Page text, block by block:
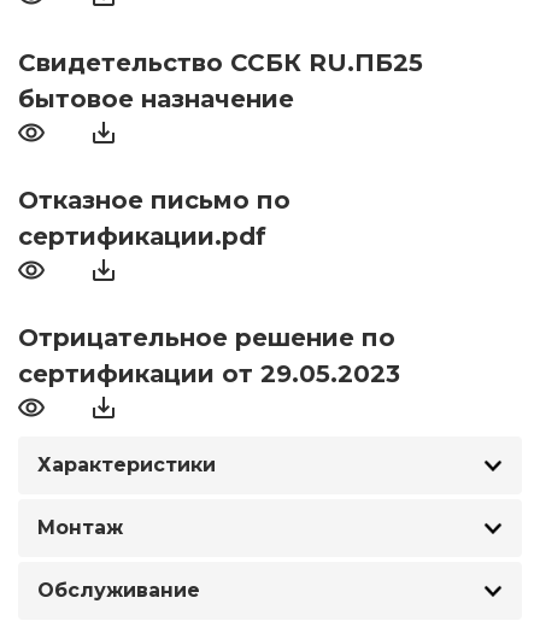
Свидетельство ССБК RU.ПБ25
бытовое назначение
Отказное письмо по
сертификации.pdf
Отрицательное решение по
сертификации от 29.05.2023
Характеристики
Монтаж
Обслуживание